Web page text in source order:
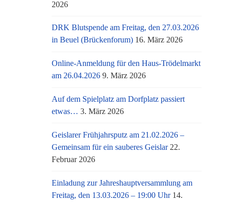
2026
DRK Blutspende am Freitag, den 27.03.2026
in Beuel (Brückenforum) 16. März 2026
Online-Anmeldung für den Haus-Trödelmarkt
am 26.04.2026 9. März 2026
Auf dem Spielplatz am Dorfplatz passiert
etwas… 3. März 2026
Geislarer Frühjahrsputz am 21.02.2026 –
Gemeinsam für ein sauberes Geislar 22.
Februar 2026
Einladung zur Jahreshauptversammlung am
Freitag, den 13.03.2026 – 19:00 Uhr 14.